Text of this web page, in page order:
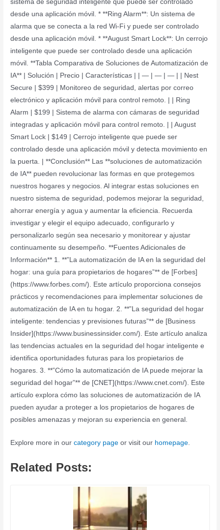
sistema de seguridad inteligente que puede ser controlado
desde una aplicación móvil. * **Ring Alarm**: Un sistema de
alarma que se conecta a la red Wi-Fi y puede ser controlado
desde una aplicación móvil. * **August Smart Lock**: Un cerrojo
inteligente que puede ser controlado desde una aplicación
móvil. **Tabla Comparativa de Soluciones de Automatización de
IA** | Solución | Precio | Características | | — | — | — | | Nest
Secure | $399 | Monitoreo de seguridad, alertas por correo
electrónico y aplicación móvil para control remoto. | | Ring
Alarm | $199 | Sistema de alarma con cámaras de seguridad
integradas y aplicación móvil para control remoto. | | August
Smart Lock | $149 | Cerrojo inteligente que puede ser
controlado desde una aplicación móvil y detecta movimiento en
la puerta. | **Conclusión** Las **soluciones de automatización
de IA** pueden revolucionar las formas en que protegemos
nuestros hogares y negocios. Al integrar estas soluciones en
nuestro sistema de seguridad, podemos mejorar la seguridad,
ahorrar energía y agua y aumentar la eficiencia. Recuerda
investigar y elegir el equipo adecuado, configurarlo y
personalizarlo según sea necesario y monitorear y ajustar
continuamente su desempeño. **Fuentes Adicionales de
Información** 1. **”La automatización de IA en la seguridad del
hogar: una guía para propietarios de hogares”** de [Forbes]
(https://www.forbes.com/). Este artículo proporciona consejos
prácticos y recomendaciones para implementar soluciones de
automatización de IA en tu hogar. 2. **”La seguridad del hogar
inteligente: tendencias y previsiones futuras”** de [Business
Insider](https://www.businessinsider.com/). Este artículo analiza
las tendencias actuales en la seguridad del hogar inteligente e
identifica oportunidades futuras para los propietarios de
hogares. 3. **”Cómo la automatización de IA puede mejorar la
seguridad del hogar”** de [CNET](https://www.cnet.com/). Este
artículo explora cómo las soluciones de automatización de IA
pueden ayudar a proteger a los propietarios de hogares de
posibles amenazas y mejoran su experiencia en general.
Explore more in ourcategory page or visit our homepage
Related Posts: